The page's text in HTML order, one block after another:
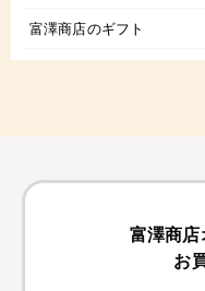
富澤商店のギフト
富澤商
お